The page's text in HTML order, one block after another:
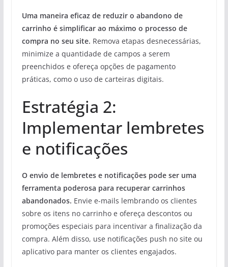
Uma maneira eficaz de reduzir o abandono de
carrinho é simplificar ao máximo o processo de
compra no seu site. Remova etapas desnecessárias,
minimize a quantidade de campos a serem
preenchidos e ofereça opções de pagamento
práticas, como o uso de carteiras digitais.
Estratégia 2:
Implementar lembretes
e notificações
O envio de lembretes e notificações pode ser uma
ferramenta poderosa para recuperar carrinhos
abandonados. Envie e-mails lembrando os clientes
sobre os itens no carrinho e ofereça descontos ou
promoções especiais para incentivar a finalização da
compra. Além disso, use notificações push no site ou
aplicativo para manter os clientes engajados.